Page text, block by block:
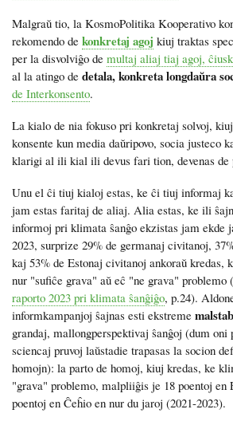
Malgraŭ tio, la KosmoPolitika Kooperativo
rekomendo de konkretaj agoj kiuj traktas
per la disvolviĝo de multaj aliaj tiaj agoj,
al la atingo de detala, konkreta longdaŭra
de Interkonsento.
La kialo de nia fokuso pri konkretaj solvoj,
konsente kun media daŭripovo, socia justeco
klarigi al ili kial ili devus fari tion, devenas
Unu el ĉi tiuj kialoj estas, ke ĉi tiuj informaj
jam estas faritaj de aliaj. Alia estas, ke ili
informoj pri klimata ŝanĝo ekzistas jam ekde
2023, surprize 29% de germanaj civitanoj,
kaj 53% de Estonaj civitanoj ankoraŭ kredas,
nur "sufiĉe grava" aŭ eĉ "ne grava" problemo
raporto 2023 pri klimata ŝanĝiĝo, p.24).
informkampanjoj ŝajnas esti ekstreme
grandaj, mallongperspektivaj ŝanĝoj (dum oni
sciencaj pruvoj laŭstadie trapasas la socion
homojn): la parto de homoj, kiuj kredas, ke
"grava" problemo, malpliiĝis je 18 poentoj en
poentoj en Ĉeĥio en nur du jaroj (2021-2023).